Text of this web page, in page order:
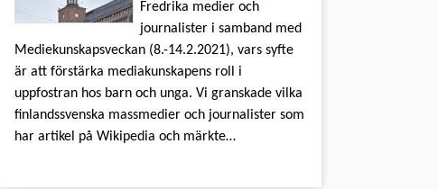
Fredrika medier och
journalister i samband med
Mediekunskapsveckan (8.-14.2.2021), vars syfte
är att förstärka mediakunskapens roll i
uppfostran hos barn och unga. Vi granskade vilka
finlandssvenska massmedier och journalister som
har artikel på Wikipedia och märkte…